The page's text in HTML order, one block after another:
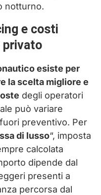
notturno.
e costi
privato
esiste per
la scelta migliore e
degli operatori
può variare
preventivo. Per
di lusso“, imposta
calcolata
dipende dal
presenti a
percorsa dal